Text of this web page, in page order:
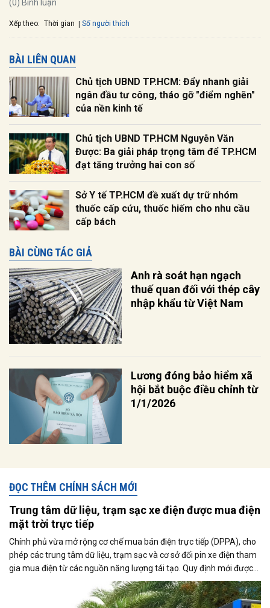
(0) Bình luận
Xếp theo: Thời gian Số người thích
BÀI LIÊN QUAN
Chủ tịch UBND TP.HCM: Đẩy nhanh giải
ngân đầu tư công, tháo gỡ "điểm nghẽn"
của nền kinh tế
Chủ tịch UBND TP.HCM Nguyễn Văn
Được: Ba giải pháp trọng tâm để TP.HCM
đạt tăng trưởng hai con số
Sở Y tế TP.HCM đề xuất dự trữ nhóm
thuốc cấp cứu, thuốc hiếm cho nhu cầu
cấp bách
BÀI CÙNG TÁC GIẢ
Anh rà soát hạn ngạch
thuế quan đối với thép cây
nhập khẩu từ Việt Nam
Lương đóng bảo hiểm xã
hội bắt buộc điều chỉnh từ
1/1/2026
ĐỌC THÊM CHÍNH SÁCH MỚI
Trung tâm dữ liệu, trạm sạc xe điện được mua điện
mặt trời trực tiếp
Chính phủ vừa mở rộng cơ chế mua bán điện trực tiếp (DPPA), cho
phép các trung tâm dữ liệu, trạm sạc và cơ sở đổi pin xe điện tham
gia mua điện từ các nguồn năng lượng tái tạo. Quy định mới được
kỳ vọng thúc đẩy sử dụng điện xanh, đáp ứng nhu cầu ngày càng
tăng của nền kinh tế số và quá trình điện hóa giao thông.